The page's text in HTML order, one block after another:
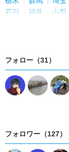
石川
福井 山梨
フォロー（31）
フォロワー（127）